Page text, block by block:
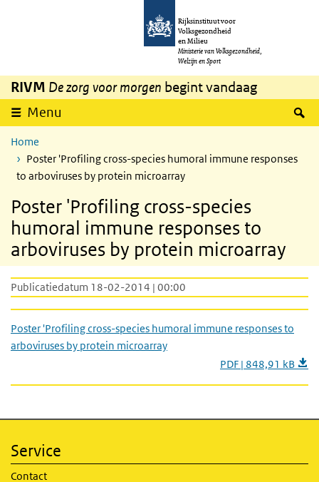
Overslaan en naar de inhoud gaan
Rijksinstituut voor
Volksgezondheid
en Milieu
Ministerie van Volksgezondheid,
Welzijn en Sport
RIVM De zorg voor morgen begint vandaag
Menu
Home
Poster 'Profiling cross-species humoral immune responses
to arboviruses by protein microarray
Poster 'Profiling cross-species
humoral immune responses to
arboviruses by protein microarray
Publicatiedatum 18-02-2014 | 00:00
Poster 'Profiling cross-species humoral immune responses to
arboviruses by protein microarray
PDF | 848,91 kB
Service
Contact